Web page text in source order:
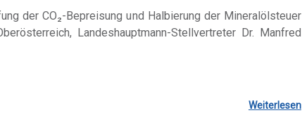
der CO₂-Bepreisung und Halbierung der Mineralölsteuer
Landeshauptmann-Stellvertreter Dr. Manfred
Weiterlesen